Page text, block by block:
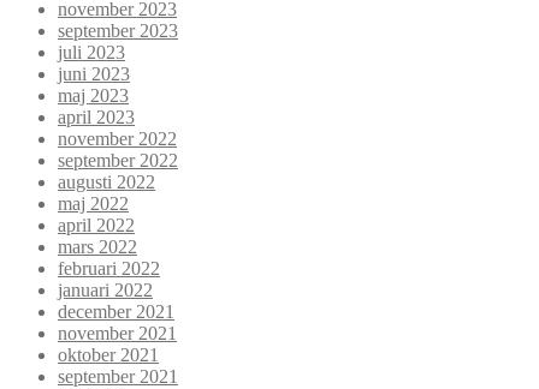
november 2023
september 2023
juli 2023
juni 2023
maj 2023
april 2023
november 2022
september 2022
augusti 2022
maj 2022
april 2022
mars 2022
februari 2022
januari 2022
december 2021
november 2021
oktober 2021
september 2021